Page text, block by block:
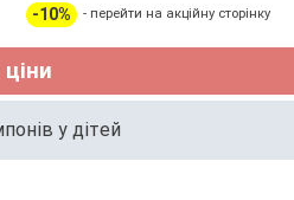
-10% - перейти на акційну сторінку
у дітей